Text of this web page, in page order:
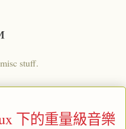
stuff.
下的重量級音樂